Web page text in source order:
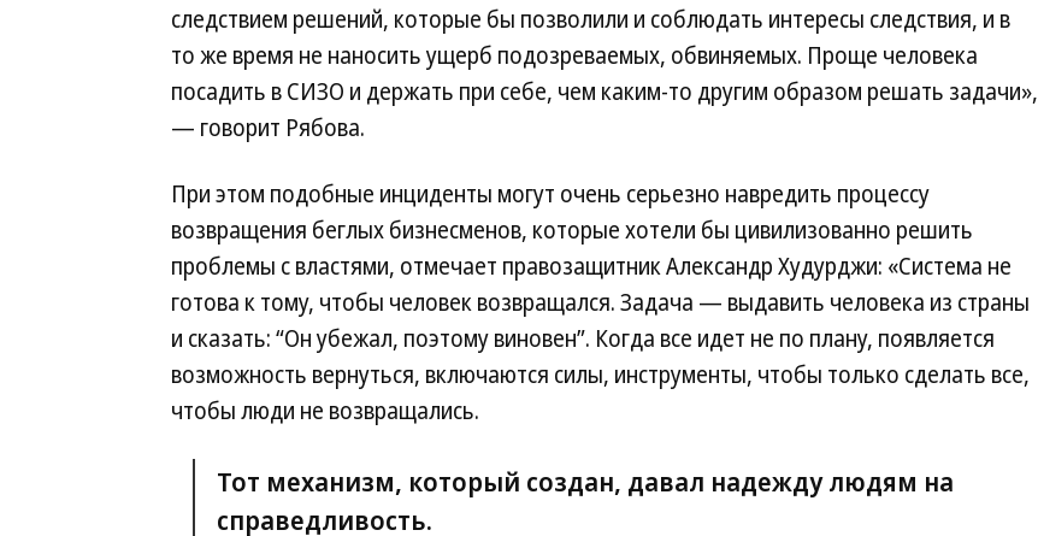
следствием решений, которые бы позволили и соблюдать интересы следствия, и в
то же время не наносить ущерб подозреваемых, обвиняемых. Проще человека
посадить в СИЗО и держать при себе, чем каким-то другим образом решать задачи»,
— говорит Рябова.
При этом подобные инциденты могут очень серьезно навредить процессу
возвращения беглых бизнесменов, которые хотели бы цивилизованно решить
проблемы с властями, отмечает правозащитник Александр Худурджи: «Система не
готова к тому, чтобы человек возвращался. Задача — выдавить человека из страны
и сказать: “Он убежал, поэтому виновен”. Когда все идет не по плану, появляется
возможность вернуться, включаются силы, инструменты, чтобы только сделать все,
чтобы люди не возвращались.
Тот механизм, который создан, давал надежду людям на
справедливость.